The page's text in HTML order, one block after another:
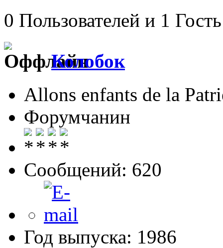
0 Пользователей и 1
Колобок
Allons enfants de la
Форумчанин
Сообщений: 620
Год выпуска: 1986